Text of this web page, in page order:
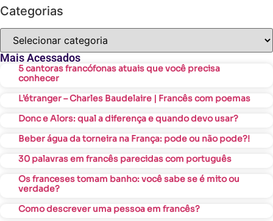
Categorias
Mais Acessados
5 cantoras francófonas atuais que você precisa
conhecer
L’étranger – Charles Baudelaire | Francês com poemas
Donc e Alors: qual a diferença e quando devo usar?
Beber água da torneira na França: pode ou não pode?!
30 palavras em francês parecidas com português
Os franceses tomam banho: você sabe se é mito ou
verdade?
Como descrever uma pessoa em francês?